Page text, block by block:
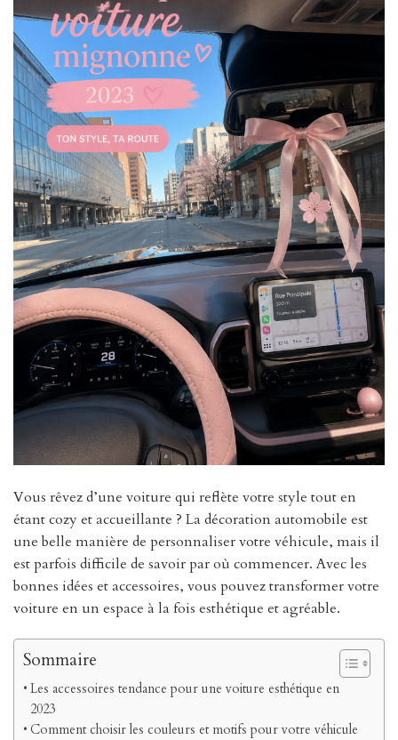
Vous rêvez d’une voiture qui reflète votre style tout en
étant cozy et accueillante ? La décoration automobile est
une belle manière de personnaliser votre véhicule, mais il
est parfois difficile de savoir par où commencer. Avec les
bonnes idées et accessoires, vous pouvez transformer votre
voiture en un espace à la fois esthétique et agréable.
Sommaire
Les accessoires tendance pour une voiture esthétique en
2023
Comment choisir les couleurs et motifs pour votre véhicule